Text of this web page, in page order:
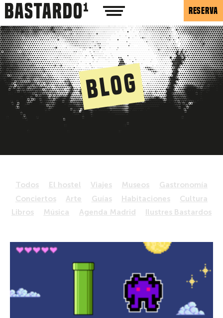
RESERVA
Blog
Todos El hostel Viajes Museos
Gastronomía
Conciertos
Arte Guías Habitaciones
Cultura
Libros
Música Agenda Madrid Ilustres Bastardos